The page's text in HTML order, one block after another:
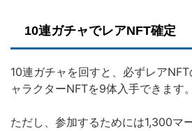
10連ガチャでレアNFT確定
10連ガチャを回すと、必ずレアNFT
ャラクターNFTを9体入手できます。
ただし、参加するためには1,300マ